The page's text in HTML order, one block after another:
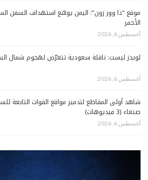
موقع “ذا وور زون”: اليمن يوسّع استهداف السفن
الأحمر
أغسطس 6, 2026
لويدز ليست: ناقلة سعودية تتعرّض لهجوم شمال
أغسطس 6, 2026
شاهد أولى المقاطع لتدمير مواقع القوات التابعة
صنعاء (3 فيديوهات)
أغسطس 6, 2026